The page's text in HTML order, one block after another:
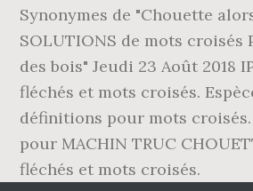
Synonymes de "Chouette
SOLUTIONS de mots croisés
des bois" Jeudi 23 Août 2018
fléchés et mots croisés.
définitions pour mots
pour MACHIN TRUC
fléchés et mots croisés.